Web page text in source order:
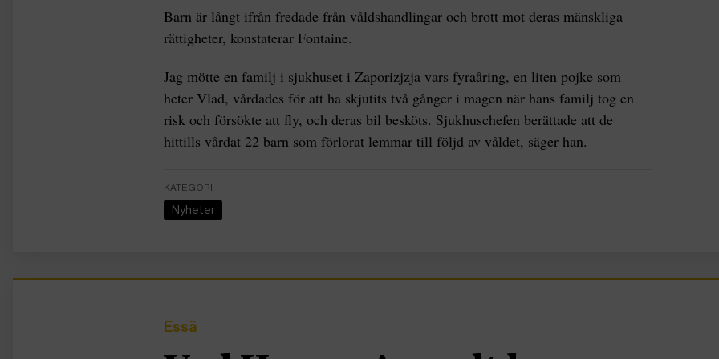
Barn är långt ifrån fredade från våldshandlingar och brott mot deras mänskliga
rättigheter, konstaterar Fontaine.
Jag mötte en familj i sjukhuset i Zaporizjzja vars fyraåring, en liten pojke som
heter Vlad, vårdades för att ha skjutits två gånger i magen när hans familj tog en
risk och försökte att fly, och deras bil besköts. Sjukhuschefen berättade att de
hittills vårdat 22 barn som förlorat lemmar till följd av våldet, säger han.
KATEGORI
Nyheter
Essä